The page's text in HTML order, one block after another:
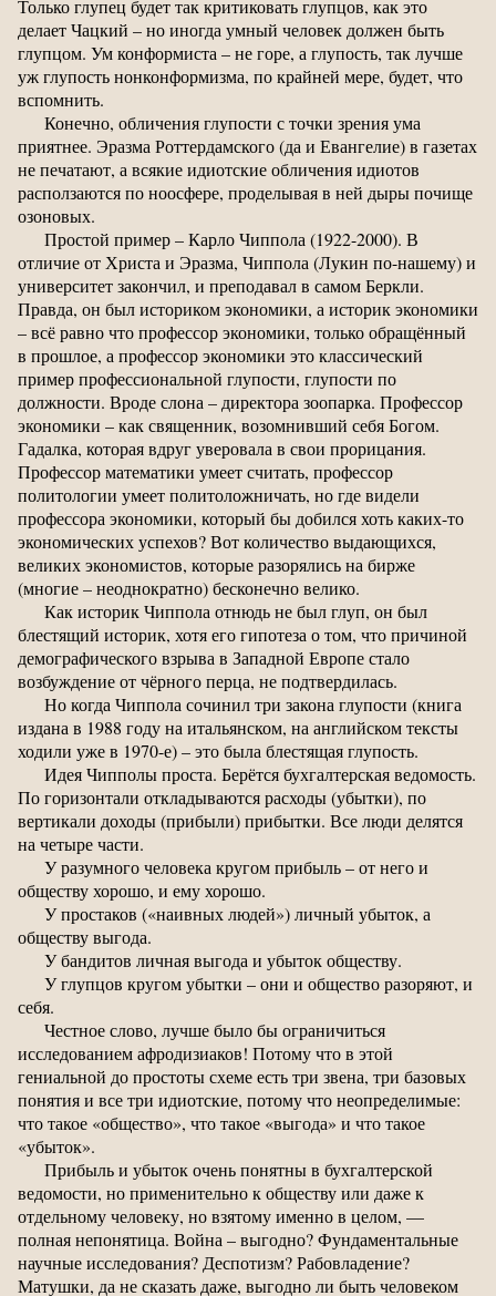
Только глупец будет так критиковать глупцов, как это
делает Чацкий – но иногда умный человек должен быть
глупцом. Ум конформиста – не горе, а глупость, так лучше
уж глупость нонконформизма, по крайней мере, будет, что
вспомнить.
Конечно, обличения глупости с точки зрения ума
приятнее. Эразма Роттердамского (да и Евангелие) в газетах
не печатают, а всякие идиотские обличения идиотов
расползаются по ноосфере, проделывая в ней дыры почище
озоновых.
Простой пример – Карло Чиппола (1922-2000). В
отличие от Христа и Эразма, Чиппола (Лукин по-нашему) и
университет закончил, и преподавал в самом Беркли.
Правда, он был историком экономики, а историк экономики
– всё равно что профессор экономики, только обращённый
в прошлое, а профессор экономики это классический
пример профессиональной глупости, глупости по
должности. Вроде слона – директора зоопарка. Профессор
экономики – как священник, возомнивший себя Богом.
Гадалка, которая вдруг уверовала в свои прорицания.
Профессор математики умеет считать, профессор
политологии умеет политоложничать, но где видели
профессора экономики, который бы добился хоть каких-то
экономических успехов? Вот количество выдающихся,
великих экономистов, которые разорялись на бирже
(многие – неоднократно) бесконечно велико.
Как историк Чиппола отнюдь не был глуп, он был
блестящий историк, хотя его гипотеза о том, что причиной
демографического взрыва в Западной Европе стало
возбуждение от чёрного перца, не подтвердилась.
Но когда Чиппола сочинил три закона глупости (книга
издана в 1988 году на итальянском, на английском тексты
ходили уже в 1970-е) – это была блестящая глупость.
Идея Чипполы проста. Берётся бухгалтерская ведомость.
По горизонтали откладываются расходы (убытки), по
вертикали доходы (прибыли) прибытки. Все люди делятся
на четыре части.
У разумного человека кругом прибыль – от него и
обществу хорошо, и ему хорошо.
У простаков («наивных людей») личный убыток, а
обществу выгода.
У бандитов личная выгода и убыток обществу.
У глупцов кругом убытки – они и общество разоряют, и
себя.
Честное слово, лучше было бы ограничиться
исследованием афродизиаков! Потому что в этой
гениальной до простоты схеме есть три звена, три базовых
понятия и все три идиотские, потому что неопределимые:
что такое «общество», что такое «выгода» и что такое
«убыток».
Прибыль и убыток очень понятны в бухгалтерской
ведомости, но применительно к обществу или даже к
отдельному человеку, но взятому именно в целом, —
полная непонятица. Война – выгодно? Фундаментальные
научные исследования? Деспотизм? Рабовладение?
Матушки, да не сказать даже, выгодно ли быть человеком